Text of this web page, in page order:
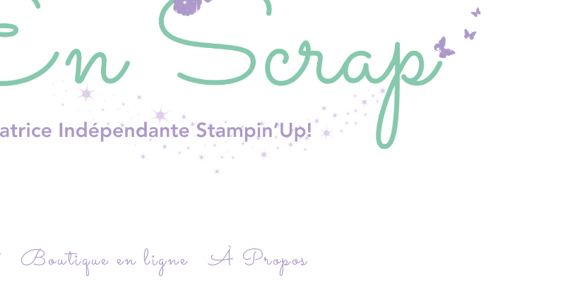
Boutique en ligne
À Propos